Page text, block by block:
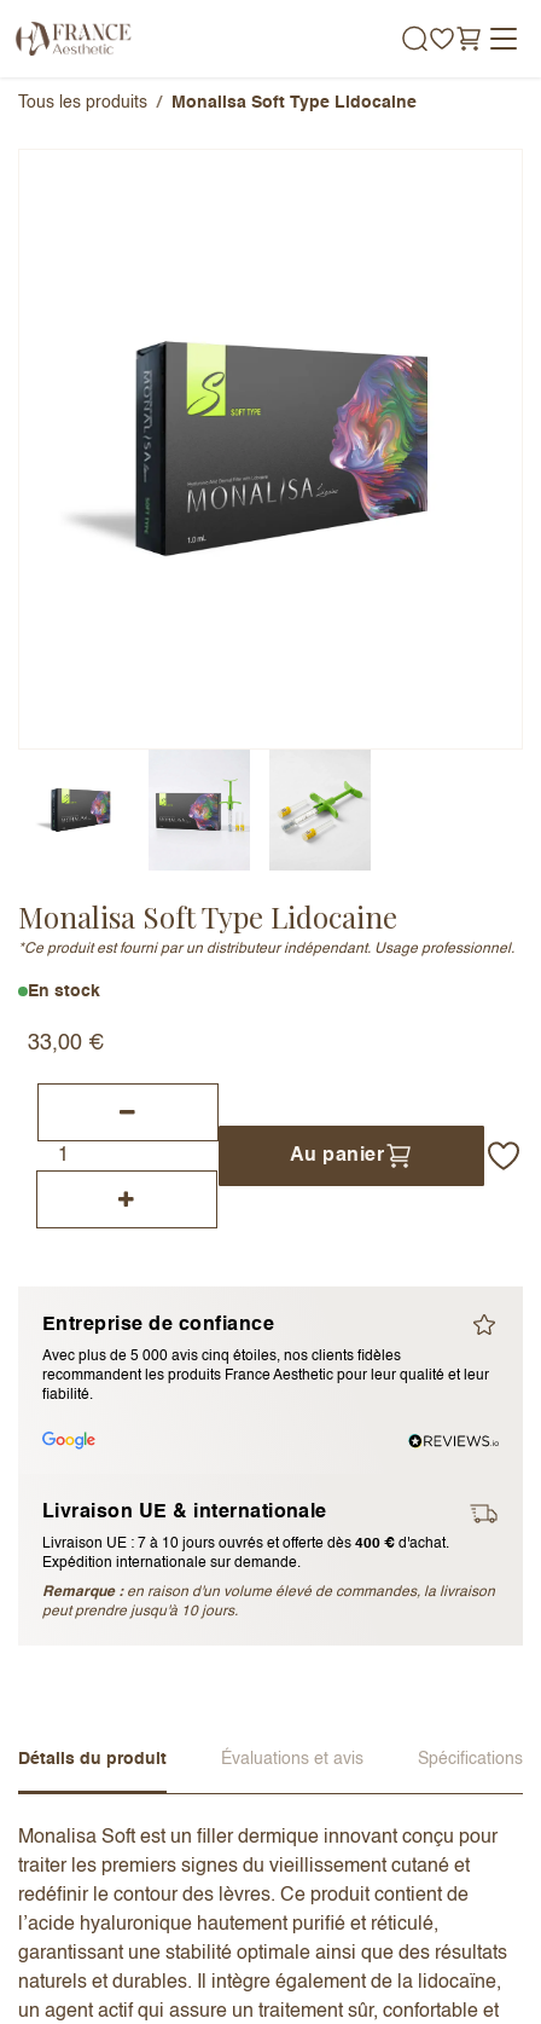
Tous les produits Monalisa Soft Type Lidocaine
Monalisa Soft Type Lidocaine
*Ce produit est fourni par un distributeur indépendant. Usage professionnel.
En stock
33,00 €
Au panier
Entreprise de confiance
Avec plus de 5 000 avis cinq étoiles, nos clients fidèles
recommandent les produits France Aesthetic pour leur qualité et leur
fiabilité.
Livraison UE & internationale
Livraison UE : 7 à 10 jours ouvrés et offerte dès 400 € d'achat.
Expédition internationale sur demande.
Remarque : en raison d'un volume élevé de commandes, la livraison
peut prendre jusqu'à 10 jours.
Détails du produit Évaluations et avis Spécifications
Monalisa Soft est un filler dermique innovant conçu pour
traiter les premiers signes du vieillissement cutané et
redéfinir le contour des lèvres. Ce produit contient de
l’acide hyaluronique hautement purifié et réticulé,
garantissant une stabilité optimale ainsi que des résultats
naturels et durables. Il intègre également de la lidocaïne,
un agent actif qui assure un traitement sûr, confortable et
Note globale
Ajouter un avis
J’accepte les